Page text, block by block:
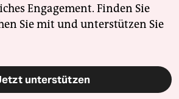
Engagement. Finden Sie
Sie mit und unterstützen Sie
unterstützen